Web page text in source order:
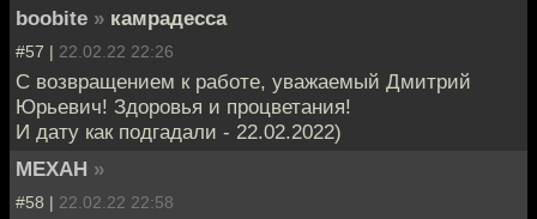
boobite » камрадесса
#57 | 22.02.22 22:26
С возвращением к работе, уважаемый Дмитрий
Юрьевич! Здоровья и процветания!
И дату как подгадали - 22.02.2022)
MEXAH »
#58 | 22.02.22 22:58